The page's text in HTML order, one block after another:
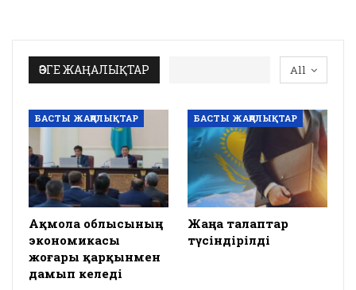
All
ӨЗГЕ ЖАҢАЛЫҚТАР
БАСТЫ ЖАҢАЛЫҚТАР
Ақмола облысының
экономикасы
жоғары қарқынмен
дамып келеді
БАСТЫ ЖАҢАЛЫҚТАР
Жаңа талаптар
түсіндірілді